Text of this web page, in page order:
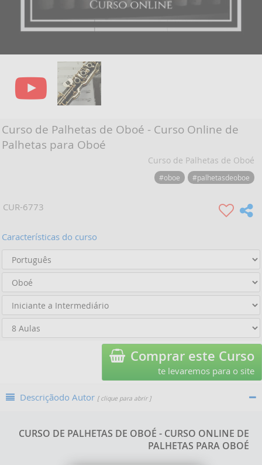
Curso de Palhetas de Oboé - Curso Online de
Palhetas para Oboé
Curso de Palhetas de Oboé
#oboe #palhetasdeoboe
CUR-6773
Características do curso
Comprar este Curso
te levaremos para o site
Descriçãodo Autor [ clique para abrir ]
CURSO DE PALHETAS DE OBOÉ - CURSO ONLINE DE
PALHETAS PARA OBOÉ